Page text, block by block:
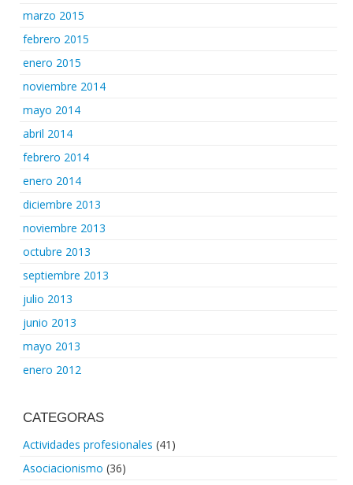
marzo 2015
febrero 2015
enero 2015
noviembre 2014
mayo 2014
abril 2014
febrero 2014
enero 2014
diciembre 2013
noviembre 2013
octubre 2013
septiembre 2013
julio 2013
junio 2013
mayo 2013
enero 2012
CATEGORAS
Actividades profesionales (41)
Asociacionismo (36)